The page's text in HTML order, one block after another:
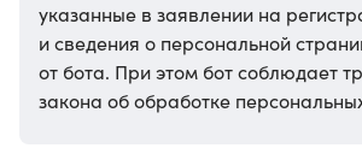
указанные в заявлении на
и сведения о персональной
от бота. При этом бот соблюдает
закона об обработке